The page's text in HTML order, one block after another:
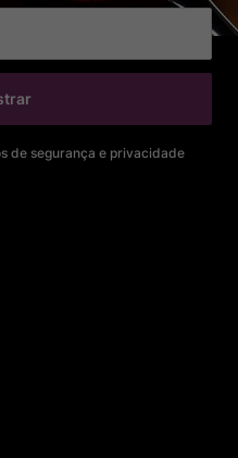
de segurança e privacidade